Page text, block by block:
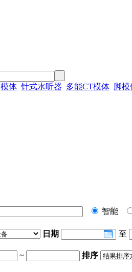
模体 针式水听器 多能CT模体 脚模
智能
日期
至
~
排序